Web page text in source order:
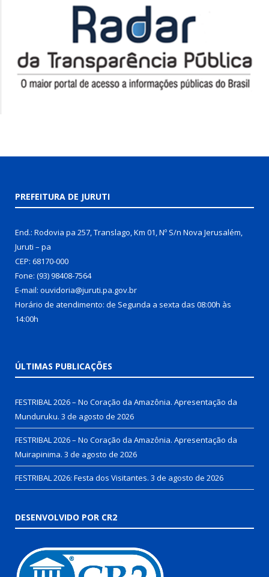
PREFEITURA DE JURUTI
End.: Rodovia pa 257, Translago, Km 01, Nº S/n Nova Jerusalém,
Juruti – pa
CEP: 68170-000
Fone: (93) 98408-7564
E-mail: ouvidoria@juruti.pa.gov.br
Horário de atendimento: de Segunda a sexta das 08:00h às
14:00h
ÚLTIMAS PUBLICAÇÕES
FESTRIBAL 2026 – No Coração da Amazônia. Apresentação da
Munduruku. 3 de agosto de 2026
FESTRIBAL 2026 – No Coração da Amazônia. Apresentação da
Muirapinima. 3 de agosto de 2026
FESTRIBAL 2026: Festa dos Visitantes. 3 de agosto de 2026
DESENVOLVIDO POR CR2